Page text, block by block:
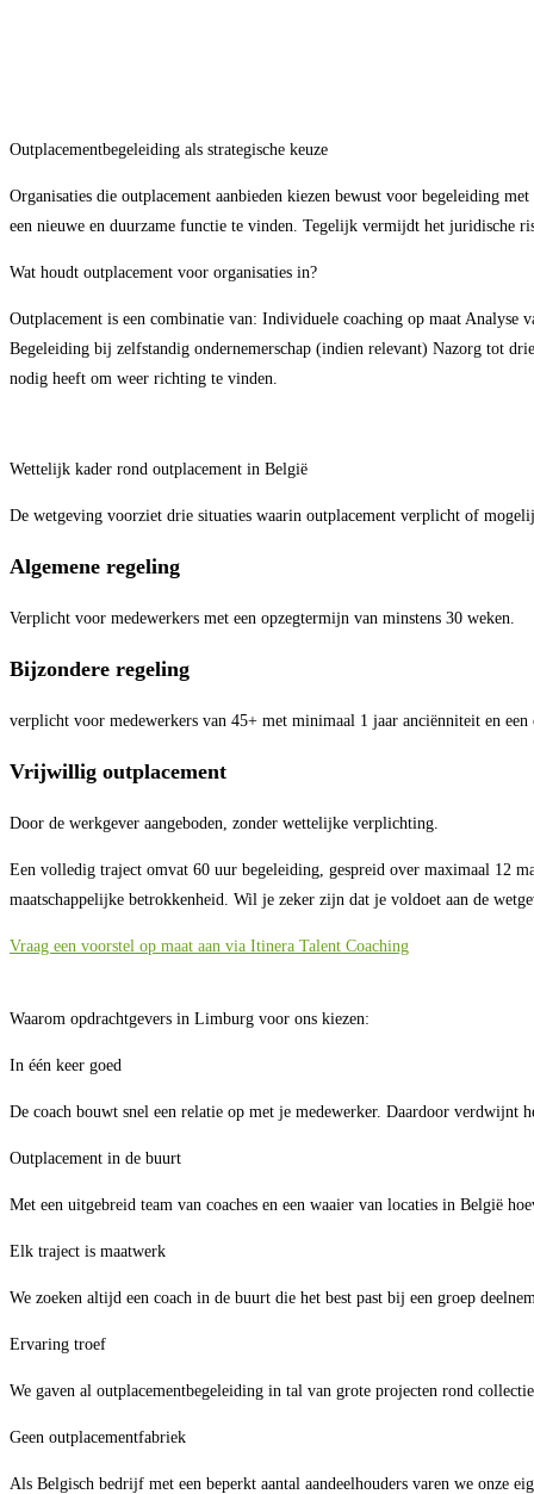
Outplacementbegeleiding als strategische keuze
Organisaties die outplacement aanbieden kiezen bewust voor begeleiding
een nieuwe en duurzame functie te vinden. Tegelijk vermijdt het juridische
Wat houdt outplacement voor organisaties in?
Outplacement is een combinatie van: Individuele coaching op maat
Begeleiding bij zelfstandig ondernemerschap (indien relevant) Nazorg tot
nodig heeft om weer richting te vinden.
Wettelijk kader rond outplacement in België
De wetgeving voorziet drie situaties waarin outplacement verplicht of
Algemene regeling
Verplicht voor medewerkers met een opzegtermijn van minstens 30 weken.
Bijzondere regeling
verplicht voor medewerkers van 45+ met minimaal 1 jaar anciënniteit en
Vrijwillig outplacement
Door de werkgever aangeboden, zonder wettelijke verplichting.
Een volledig traject omvat 60 uur begeleiding, gespreid over maximaal 12
maatschappelijke betrokkenheid. Wil je zeker zijn dat je voldoet aan de
Vraag een voorstel op maat aan via Itinera Talent Coaching
Waarom opdrachtgevers in Limburg voor ons kiezen:
In één keer goed
De coach bouwt snel een relatie op met je medewerker. Daardoor verdwijnt
Outplacement in de buurt
Met een uitgebreid team van coaches en een waaier van locaties in België
Elk traject is maatwerk
We zoeken altijd een coach in de buurt die het best past bij een groep
Ervaring troef
We gaven al outplacementbegeleiding in tal van grote projecten rond
Geen outplacementfabriek
Als Belgisch bedrijf met een beperkt aantal aandeelhouders varen we onze